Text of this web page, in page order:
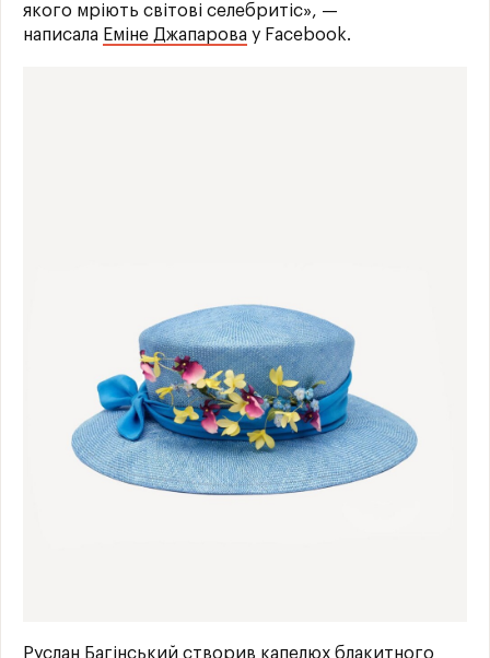
якого мріють світові селебритіс», —
написала Еміне Джапарова у Facebook.
Руслан Багінський створив капелюх блакитного